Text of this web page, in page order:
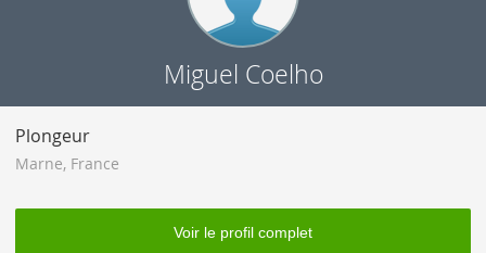
Miguel Coelho
Plongeur
Marne, France
Voir le profil complet